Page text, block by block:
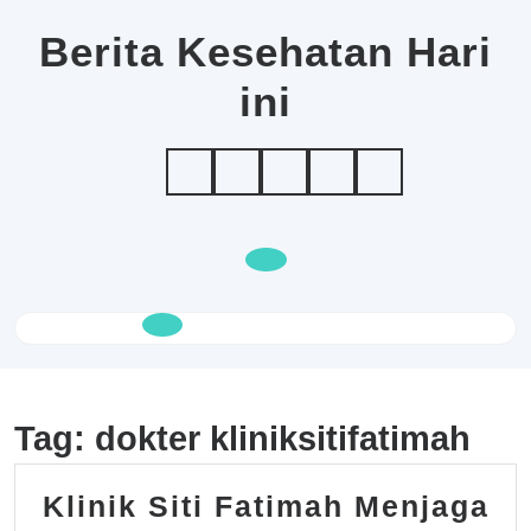
contentBerita Kesehatan Hari
ini
Open
Tag: dokter kliniksitifatimah
Klinik Siti Fatimah Menjaga